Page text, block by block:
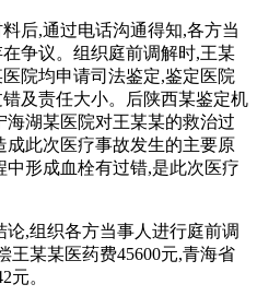
后,通过电话沟通得知,各方当
争议。组织庭前调解时,王某
院均申请司法鉴定,鉴定医院
及责任大小。后陕西某鉴定机
湖某医院对王某某的救治过
此次医疗事故发生的主要原
形成血栓有过错,是此次医疗
,组织各方当事人进行庭前调
王某某医药费45600元,青海省
元。